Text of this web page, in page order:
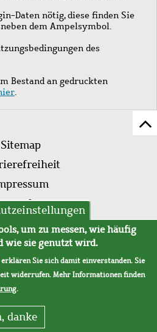
Daten nötig, diese finden Sie
dem Ampelsymbol.
des
Bestand an gedruckten
.
Sitemap
AVBum zu messen, wie häufig
wie sie genutzt wird.
Sie sich damit einverstanden. Sie
widerrufen. Mehr Informationen finden
.
danke